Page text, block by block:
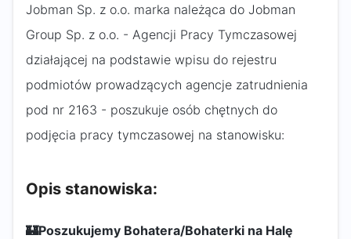
Jobman Sp. z o.o. marka należąca do Jobman
Group Sp. z o.o. - Agencji Pracy Tymczasowej
działającej na podstawie wpisu do rejestru
podmiotów prowadzących agencje zatrudnienia
pod nr 2163 - poszukuje osób chętnych do
podjęcia pracy tymczasowej na stanowisku:
Opis stanowiska:
🏰Poszukujemy Bohatera/Bohaterki na Halę